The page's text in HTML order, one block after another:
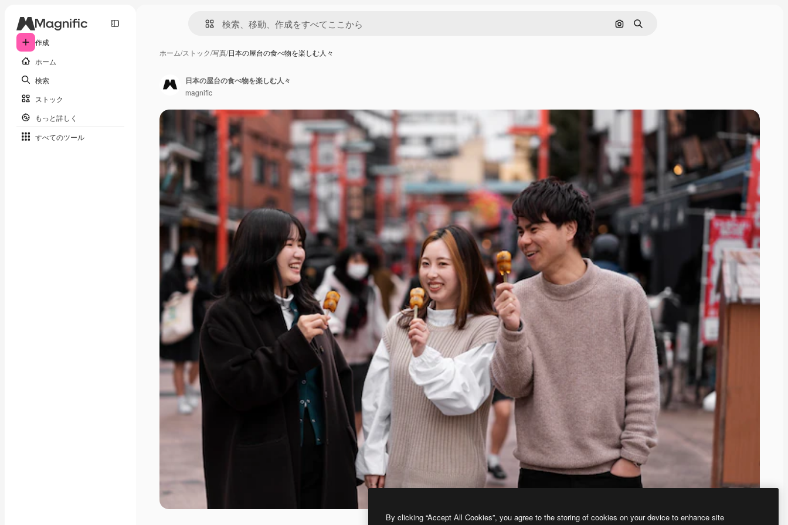
作成
ホーム
検索
ストック
もっと詳しく
すべてのツール
画像で検索
検索
ホーム/ストック/写真/日本の屋台の食べ物を楽しむ人々
日本の屋台の食べ物を楽しむ人々
magnific
By clicking “Accept All Cookies”, you agree to the storing of cookies on your device to enhance site